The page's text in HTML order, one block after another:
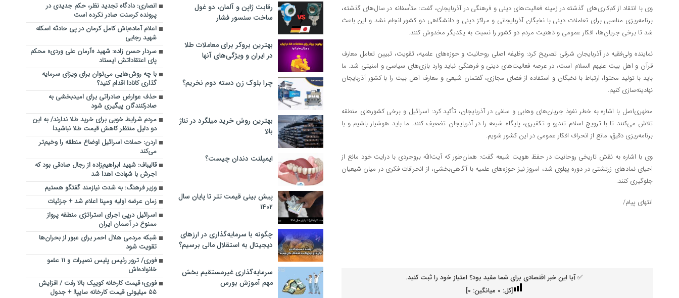
وی با انتقاد از کم‌‌کاری‌های گذشته در زمینه فعالیت‌های دینی و فرهنگی در آذربایجان، گفت: متأسفانه در سال‌های گذشته،
برنامه‌ریزی مناسبی برای تعاملات دینی با نخبگان آذربایجانی و مراکز دینی و دانشگاهی دو کشور انجام نشد و این باعث
شد تا برخی جریان‌ها، افکار عمومی و ذهنیت مردم دو کشور را نسبت به یکدیگر مخدوش کنند.
نماینده ولی‌فقیه در آذربایجان شرقی تصریح کرد: وظیفه اصلی روحانیت و حوزه‌های علمیه، تقویت، تبیین تعامل معارف
قرآن و اهل بیت علیهم السلام است، در عرصه فعالیت‌های دینی و فرهنگی نباید وارد بازی‌های سیاسی و امنیتی شد. ما
باید با تولید محتوا، ارتباط با نخبگان و استفاده از فضای مجازی، گفتمان شیعی و معارف اهل بیت را با کشور آذربایجان
نهادینه‌سازی کنیم.
مطهری‌اصل با اشاره به خطر نفوذ جریان‌های وهابی و سلفی در آذربایجان، تأکید کرد: اسرائیل و برخی کشورهای منطقه
تلاش می‌کنند تا با ترویج اسلام تندرو و تکفیری، پایگاه شیعه را در آذربایجان تضعیف کنند. ما باید هوشیار باشیم و با
برنامه‌ریزی دقیق، مانع از انحراف افکار عمومی در این کشور شویم.
وی با اشاره به نقش تاریخی روحانیت در حفظ هویت شیعه گفت: همان‌طور که آیت‌الله بروجردی با درایت خود مانع از
احیای نمادهای زرتشتی در دوره پهلوی شد، امروز نیز حوزه‌های علمیه با آگاهی‌بخشی، از انحرافات فکری در میان شیعیان
جلوگیری کنند.
انتهای پیام/
✅ آیا این خبر اقتصادی برای شما مفید بود؟ امتیاز خود را ثبت کنید.
[کل: 0 میانگین: 0
]
رقابت ژاپن و آلمان، دو غول
ساخت سنسور فشار
بهترین بروکر برای معاملات طلا
در ایران و ویژگی‌های آنها
چرا بلوک زن دسته دوم نخریم؟
بهترین روش خرید میلگرد در تناژ
بالا
ایمپلنت دندان چیست؟
پیش بینی قیمت تتر تا پایان سال
۱۴۰۲
چگونه با سرمایه‌گذاری در ارزهای
دیجیتال به استقلال مالی برسیم؟
سرمایه‌گذاری غیرمستقیم بخش
مهم آموزش بورس
انصاری: دادگاه تجدید نظر، حکم جدیدی در
پرونده کرسنت صادر نکرده است
اعلام آماده‌باش کامل کرمان در پی حادثه اسکله
شهید رجایی
سردار حسن زاده: شهید «آرمان علی وردی» محکم
پای اعتقاداتش ایستاد
با چه روش‌هایی می‌توان برای ویزای سرمایه
گذاری کانادا اقدام کنید؟
حذف عوارض صادراتی برای امیدبخشی به
صادرکنندگان پیگیری شود
مردم شرایط خوبی برای خرید طلا ندارند/ به این
دو دلیل منتظر کاهش قیمت طلا نباشید!
اردن: حملات اسرائیل اوضاع منطقه را وخیم‌تر
می‌کند
قالیباف: شهید ابراهیم‌زاده از رجال صادقی بود که
اجرش با شهادت اهدا شد
وزیر فرهنگ: به شدت نیازمند گفتگو هستیم
زمان عرضه اولیه ومپنا اعلام شد + جزئیات
اسرائیل درپی اجرای استراتژی منطقه پرواز
ممنوع در آسمان ایران
شبکه مردمی هلال احمر برای عبور از بحران‌ها
تقویت شود
فوری/ ترور رئیس پلیس نصیرات و ۱۱ عضو
خانواده‌اش
فوری؛ قیمت کارخانه کوییک بالا رفت / افزایش
۵۵ میلیونی قیمت کارخانه سایپا! + جدول